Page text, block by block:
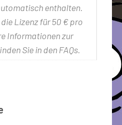
enthalten.
Lizenz für 50 € pro
Informationen zur
Sie in den FAQs.